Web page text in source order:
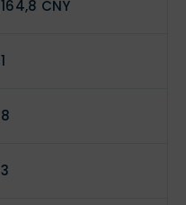
164,8 CNY
1
8
3